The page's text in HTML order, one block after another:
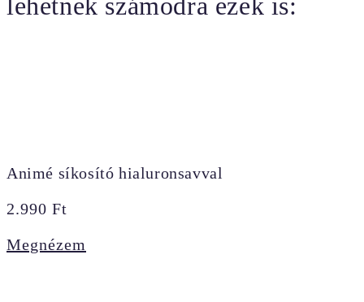
Animé síkosító hialuronsavval
2.990 Ft
Megnézem